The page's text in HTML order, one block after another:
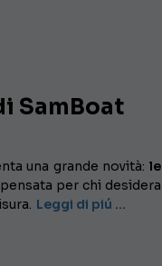
SamBoat
una grande novità: le
per chi desidera
Leggi di piú …